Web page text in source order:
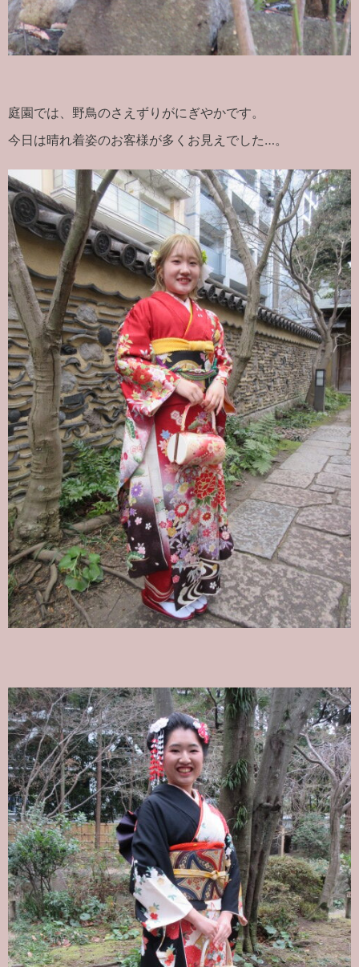
庭園では、野鳥のさえずりがにぎやかです。
今日は晴れ着姿のお客様が多くお見えでした…。